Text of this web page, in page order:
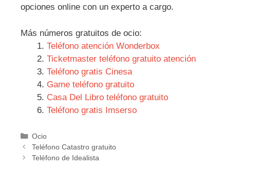
opciones online con un experto a cargo.
Más números gratuitos de ocio:
Teléfono atención Wonderbox
Ticketmaster teléfono gratuito atención
Teléfono gratis Cinesa
Game teléfono gratuito
Casa Del Libro teléfono gratuito
Teléfono gratis Imserso
Categorías
Ocio
Navegación
de
Teléfono Catastro gratuito
Teléfono de Idealista